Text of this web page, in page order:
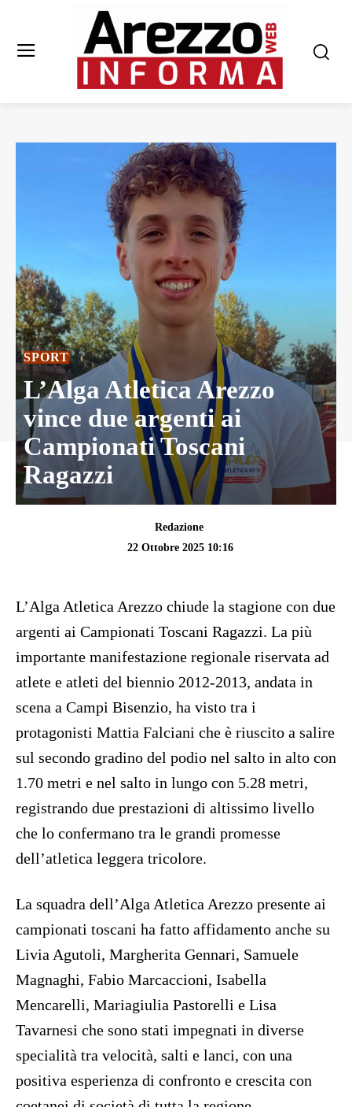
SPORT
L’Alga Atletica Arezzo
vince due argenti ai
Campionati Toscani
Ragazzi
Redazione
22 Ottobre 2025 10:16
L’Alga Atletica Arezzo chiude la stagione con due
argenti ai Campionati Toscani Ragazzi. La più
importante manifestazione regionale riservata ad
atlete e atleti del biennio 2012-2013, andata in
scena a Campi Bisenzio, ha visto tra i
protagonisti Mattia Falciani che è riuscito a salire
sul secondo gradino del podio nel salto in alto con
1.70 metri e nel salto in lungo con 5.28 metri,
registrando due prestazioni di altissimo livello
che lo confermano tra le grandi promesse
dell’atletica leggera tricolore.
La squadra dell’Alga Atletica Arezzo presente ai
campionati toscani ha fatto affidamento anche su
Livia Agutoli, Margherita Gennari, Samuele
Magnaghi, Fabio Marcaccioni, Isabella
Mencarelli, Mariagiulia Pastorelli e Lisa
Tavarnesi che sono stati impegnati in diverse
specialità tra velocità, salti e lanci, con una
positiva esperienza di confronto e crescita con